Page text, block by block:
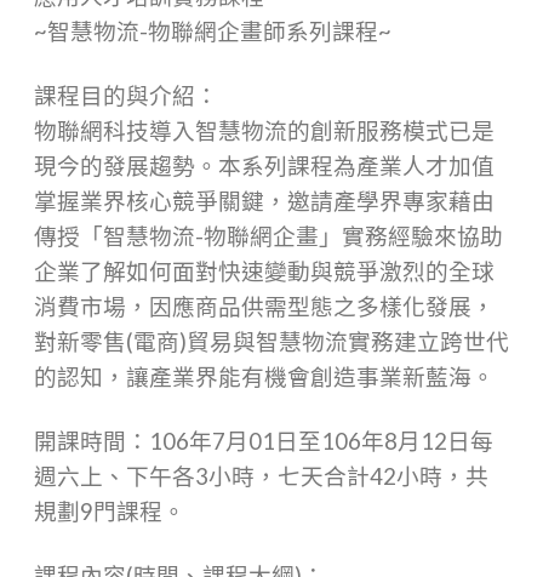
~智慧物流-物聯網企畫師系列課程~
課程目的與介紹：
物聯網科技導入智慧物流的創新服務模式已是
現今的發展趨勢。本系列課程為產業人才加值
掌握業界核心競爭關鍵，邀請產學界專家藉由
傳授「智慧物流-物聯網企畫」實務經驗來協助
企業了解如何面對快速變動與競爭激烈的全球
消費市場，因應商品供需型態之多樣化發展，
對新零售(電商)貿易與智慧物流實務建立跨世代
的認知，讓產業界能有機會創造事業新藍海。
開課時間：106年7月01日至106年8月12日每
週六上、下午各3小時，七天合計42小時，共
規劃9門課程。